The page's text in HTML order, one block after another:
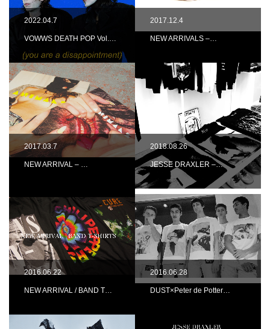
2022.04.7
VOWWS DEATH POP Vol.…
2017.12.4
NEW ARRIVALS –…
2017.03.7
NEW ARRIVAL – …
2018.08.26
JESSE DRAXLER –…
2016.06.22
NEW ARRIVAL / BAND T…
2016.06.28
DUST×Peter de Potter…